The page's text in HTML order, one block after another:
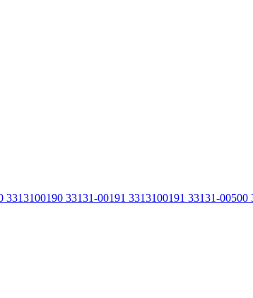
33131-00191 3313100191 33131-